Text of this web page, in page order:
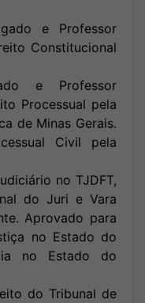
e Professor
Constitucional
e Professor
Processual pela
de Minas Gerais.
Civil pela
no TJDFT,
do Juri e Vara
Aprovado para
no Estado do
no Estado do
do Tribunal de